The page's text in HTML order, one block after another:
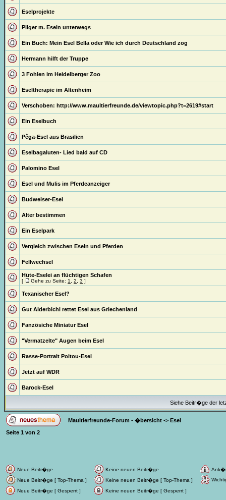
Eselprojekte
Pilger m. Eseln unterwegs
Ein Buch: Mein Esel Bella oder Wie ich durch Deutschland zog
Hermann hilft der Truppe
3 Fohlen im Heidelberger Zoo
Eseltherapie im Altenheim
Verschoben: http://www.maultierfreunde.de/viewtopic.php?t=2619#start
Ein Eselbuch
Pêga-Esel aus Brasilien
Eselbagaluten- Lied bald auf CD
Palomino Esel
Esel und Mulis im Pferdeanzeiger
Budweiser-Esel
Alter bestimmen
Ein Eselpark
Vergleich zwischen Eseln und Pferden
Fellwechsel
Hüte-Eselei an flüchtigen Schafen
[ Gehe zu Seite: 1 2 3 ]
Texanischer Esel?
Gut Aiderbichl rettet Esel aus Griechenland
Fanzösiche Miniatur Esel
"Vermatzelte" Augen beim Esel
Rasse-Portrait Poitou-Esel
Jetzt auf WDR
Barock-Esel
Siehe Beitr�ge der
Maultierfreunde-Forum - �bersicht -> Esel
Seite 1 von 2
Neue Beitr�ge Keine neuen Beitr�ge
Neue Beitr�ge [ Top-Thema ]
Keine neuen Beitr�ge [ Top-Thema ]
Neue Beitr�ge [ Gesperrt ]
Keine neuen Beitr�ge [ Gesperrt ]